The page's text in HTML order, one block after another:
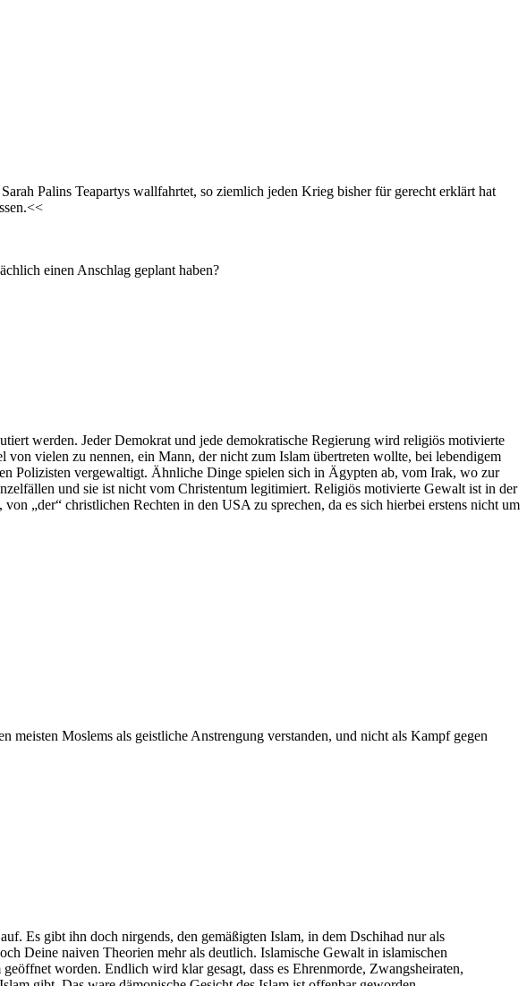
Palins Teapartys wallfahrtet, so ziemlich jeden Krieg bisher für gerecht erklärt hat
einen Anschlag geplant haben?
werden. Jeder Demokrat und jede demokratische Regierung wird religiös motivierte
vielen zu nennen, ein Mann, der nicht zum Islam übertreten wollte, bei lebendigem
Polizisten vergewaltigt. Ähnliche Dinge spielen sich in Ägypten ab, vom Irak, wo zur
und sie ist nicht vom Christentum legitimiert. Religiös motivierte Gewalt ist in der
„der“ christlichen Rechten in den USA zu sprechen, da es sich hierbei erstens nicht um
Moslems als geistliche Anstrengung verstanden, und nicht als Kampf gegen
Es gibt ihn doch nirgends, den gemäßigten Islam, in dem Dschihad nur als
Deine naiven Theorien mehr als deutlich. Islamische Gewalt in islamischen
worden. Endlich wird klar gesagt, dass es Ehrenmorde, Zwangsheiraten,